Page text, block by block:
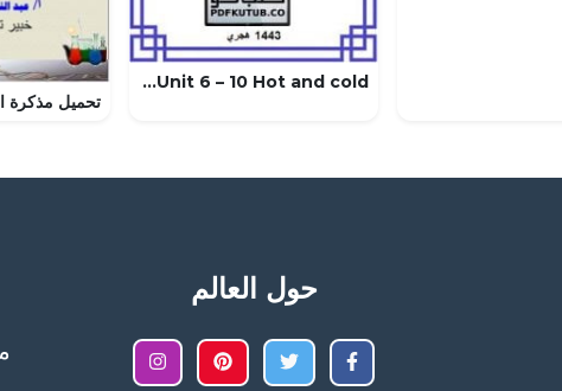
Unit 6 – 10 Hot and cold – المنهاج السعودي
حول العالم